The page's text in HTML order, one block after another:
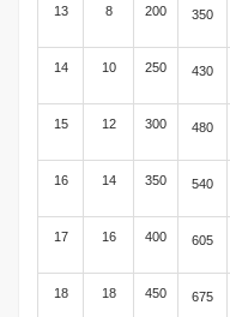
13 8 200 350
14 10 250 430
15 12 300 480
16 14 350 540
17 16 400 605
18 18 450 675